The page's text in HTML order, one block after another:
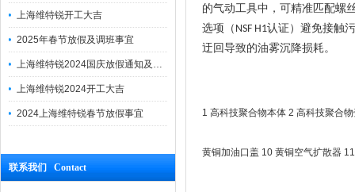
上海维特锐开工大吉
2025年春节放假及调班事宜
上海维特锐2024国庆放假通知及调休安排
上海维特锐2024开工大吉
2024上海维特锐春节放假事宜
联系我们 Contact
的气动工具中，可精准匹配螺
选项（ NSF H1认证）避免接触
迂回导致的油雾沉降损耗。
1 高科技聚合物本体 2 高科技聚合
黄铜加油口盖 10 黄铜空气扩散器